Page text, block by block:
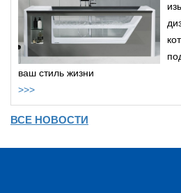
ваш стиль жизни
>>>
ВСЕ НОВОСТИ